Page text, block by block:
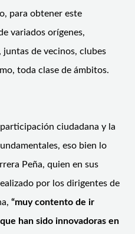
para obtener este
variados orígenes,
de vecinos, clubes
toda clase de ámbitos.
ciudadana y la
eso bien lo
Peña, quien en sus
por los dirigentes de
“muy contento de ir
han sido innovadoras en